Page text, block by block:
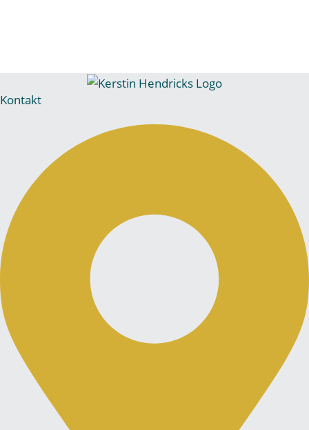
Kontakt